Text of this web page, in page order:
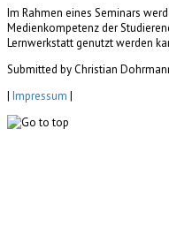
Im Rahmen eines Seminars
Medienkompetenz der
Lernwerkstatt genutzt werden
Submitted by Christian
| Impressum |